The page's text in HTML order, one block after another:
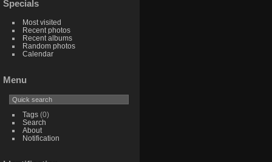
Specials
Most visited
Recent photos
Recent albums
Random photos
Calendar
Menu
Tags(0)
Search
About
Notification